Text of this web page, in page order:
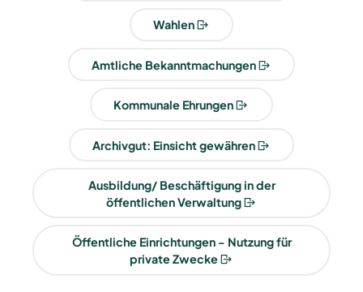
Wahlen
Amtliche Bekanntmachungen
Kommunale Ehrungen
Archivgut: Einsicht gewähren
Ausbildung/ Beschäftigung in der
öffentlichen Verwaltung
Öffentliche Einrichtungen - Nutzung für
private Zwecke